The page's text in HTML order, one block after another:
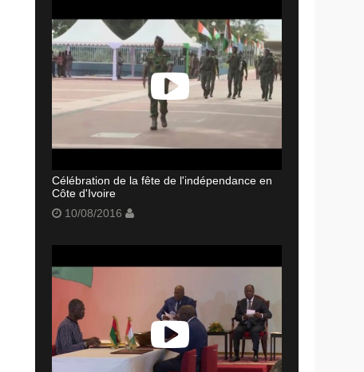
Célébration de la fête de l'indépendance en
Côte d'Ivoire
10/08/2016